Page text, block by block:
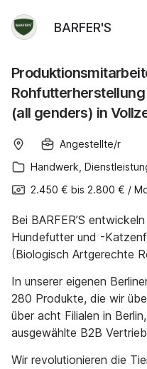
BARFER'S
(all genders) in
Angestellte/r
Handwerk,
2.450 € bis 2.800 € /
Bei BARFER’S
Hundefutter und -
(Biologisch Artgerechte
In unserer eigenen
280 Produkte, die wir
über acht Filialen in
ausgewählte B2B
Wir revolutionieren die